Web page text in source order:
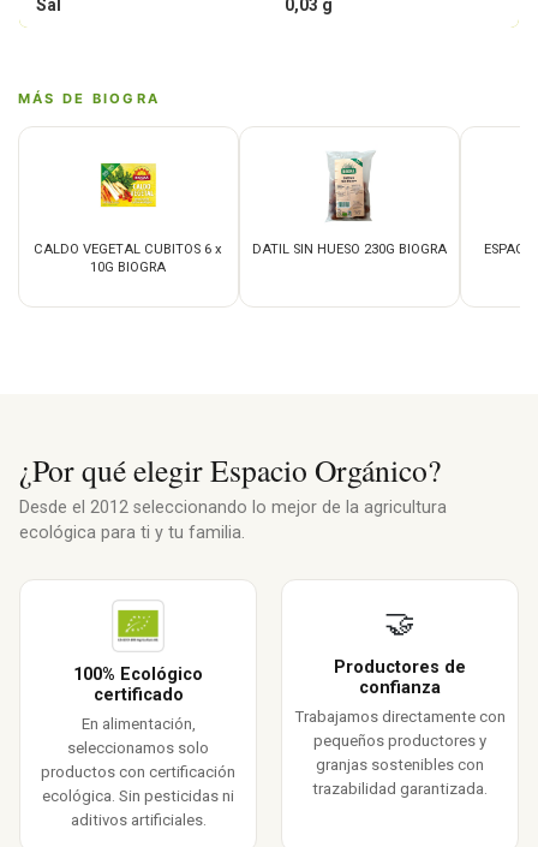
Sal 0,03 g
MÁS DE BIOGRA
CALDO VEGETAL CUBITOS 6 x
10G BIOGRA
DATIL SIN HUESO 230G BIOGRA
¿Por qué elegir Espacio Orgánico?
Desde el 2012 seleccionando lo mejor de la agricultura
ecológica para ti y tu familia.
100% Ecológico
certificado
En alimentación,
seleccionamos solo
productos con certificación
ecológica. Sin pesticidas ni
aditivos artificiales.
🤝
Productores de
confianza
Trabajamos directamente con
pequeños productores y
granjas sostenibles con
trazabilidad garantizada.